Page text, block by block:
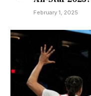
February 1, 2025